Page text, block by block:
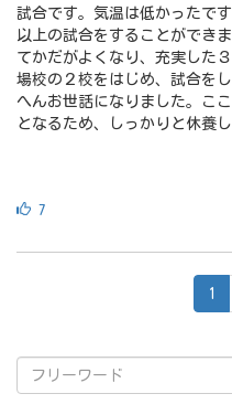
試合です。気温は低かったで
以上の試合をすることができ
てかだがよくなり、充実した
場校の２校をはじめ、試合を
へんお世話になりました。こ
となるため、しっかりと休養
7
1